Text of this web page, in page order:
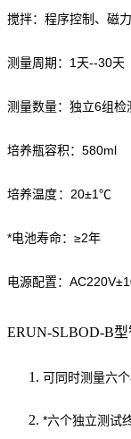
搅拌：程序控制、磁
测量周期：1天--30天
测量数量：独立6组检
培养瓶容积：580ml
培养温度：20±1℃
*电池寿命：≥2年
电源配置：
ERUN-SLBOD-B型
可同时测量六个
*六个独立测试